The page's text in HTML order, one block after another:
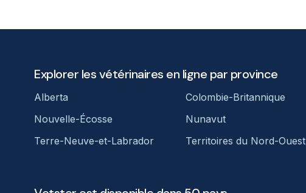
Explorer les vétérinaires en ligne par province
Alberta Colombie-Britannique
Nouvelle-Écosse
Nunavut
Terre-Neuve-et-Labrador
Territoires du Nord-Ouest